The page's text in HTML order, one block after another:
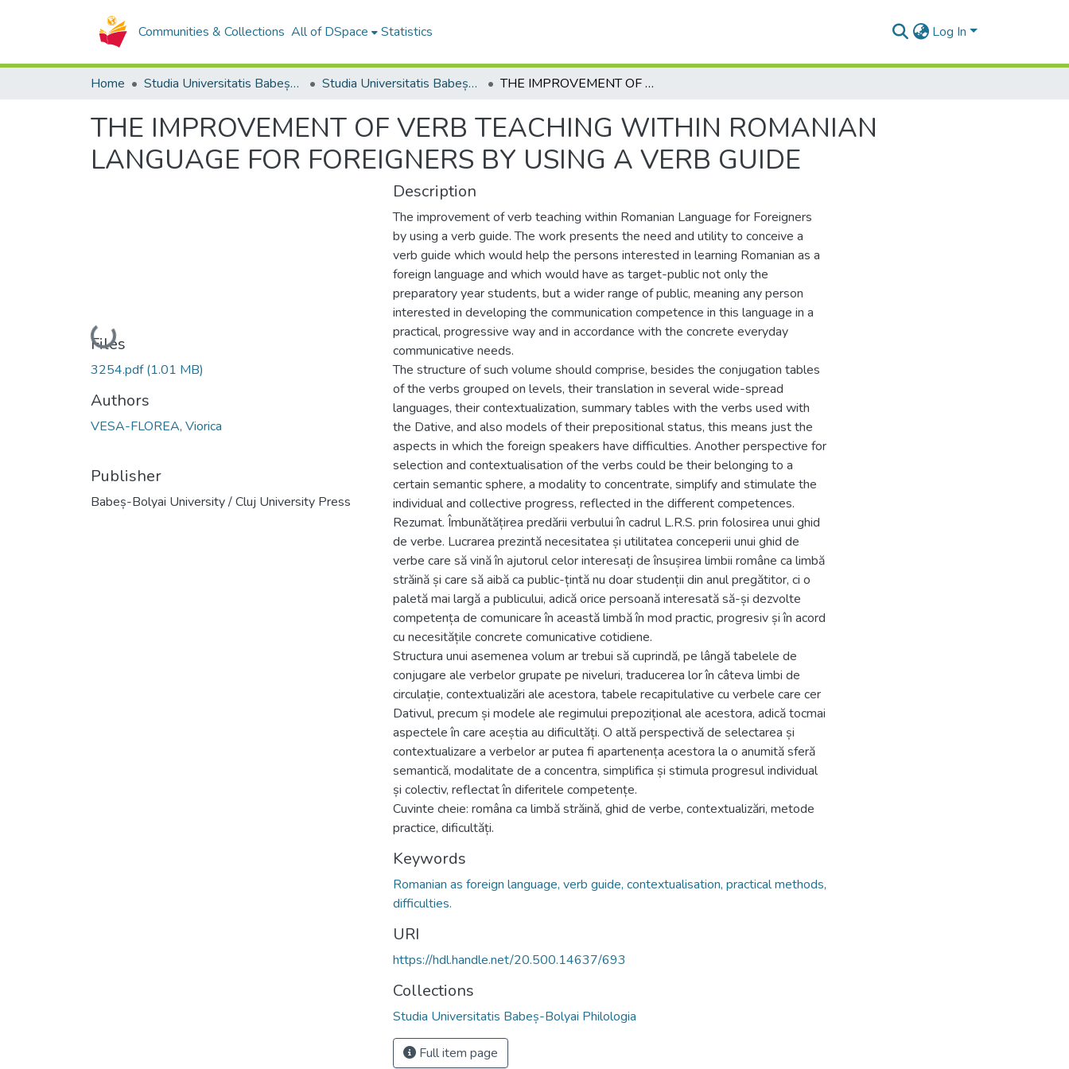
Communities & Collections All of DSpace Statistics Log In
Home Studia Universitatis Babeș-Bolyai Collection Studia Universitatis Babeș-Bolyai Philologia THE IMPROVEMENT OF VERB TEACHING WITHIN ROMANIAN LANGUAGE FOR FOREIGNERS BY USING A VERB GUIDE
THE IMPROVEMENT OF VERB TEACHING WITHIN ROMANIAN
LANGUAGE FOR FOREIGNERS BY USING A VERB GUIDE
Loading...
Files
3254.pdf(1.01 MB)
Authors
VESA-FLOREA, Viorica
Publisher
Babeș-Bolyai University / Cluj University Press
Description
The improvement of verb teaching within Romanian Language for Foreigners
by using a verb guide. The work presents the need and utility to conceive a
verb guide which would help the persons interested in learning Romanian as a
foreign language and which would have as target-public not only the
preparatory year students, but a wider range of public, meaning any person
interested in developing the communication competence in this language in a
practical, progressive way and in accordance with the concrete everyday
communicative needs.
The structure of such volume should comprise, besides the conjugation tables
of the verbs grouped on levels, their translation in several wide-spread
languages, their contextualization, summary tables with the verbs used with
the Dative, and also models of their prepositional status, this means just the
aspects in which the foreign speakers have difficulties. Another perspective for
selection and contextualisation of the verbs could be their belonging to a
certain semantic sphere, a modality to concentrate, simplify and stimulate the
individual and collective progress, reflected in the different competences.
Rezumat. Îmbunătățirea predării verbului în cadrul L.R.S. prin folosirea unui ghid
de verbe. Lucrarea prezintă necesitatea și utilitatea conceperii unui ghid de
verbe care să vină în ajutorul celor interesați de însușirea limbii române ca limbă
străină și care să aibă ca public-țintă nu doar studenții din anul pregătitor, ci o
paletă mai largă a publicului, adică orice persoană interesată să-și dezvolte
competența de comunicare în această limbă în mod practic, progresiv și în acord
cu necesitățile concrete comunicative cotidiene.
Structura unui asemenea volum ar trebui să cuprindă, pe lângă tabelele de
conjugare ale verbelor grupate pe niveluri, traducerea lor în câteva limbi de
circulație, contextualizări ale acestora, tabele recapitulative cu verbele care cer
Dativul, precum și modele ale regimului prepozițional ale acestora, adică tocmai
aspectele în care aceștia au dificultăți. O altă perspectivă de selectarea și
contextualizare a verbelor ar putea fi apartenența acestora la o anumită sferă
semantică, modalitate de a concentra, simplifica și stimula progresul individual
și colectiv, reflectat în diferitele competențe.
Cuvinte cheie: româna ca limbă străină, ghid de verbe, contextualizări, metode
practice, dificultăți.
Keywords
Romanian as foreign language, verb guide, contextualisation, practical methods,
difficulties.
URI
https://hdl.handle.net/20.500.14637/693
Collections
Studia Universitatis Babeș-Bolyai Philologia
Full item page